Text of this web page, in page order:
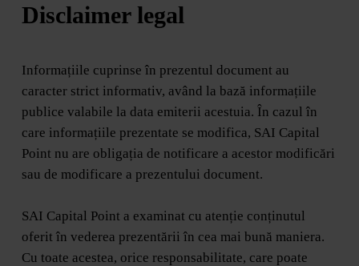
Disclaimer legal
Informațiile cuprinse în prezentul document au
caracter strict informativ, având la bază informațiile
publice valabile la data emiterii acestuia. În cazul în
care informațiile prezentate se modifica, SAI Capital
Point nu are obligația de notificare a acestor modificări
sau de modificare a prezentului document.
SAI Capital Point a examinat cu atenție conținutul
oferit în vederea prezentării în cea mai bună maniera.
Cu toate acestea, orice responsabilitate, care poate